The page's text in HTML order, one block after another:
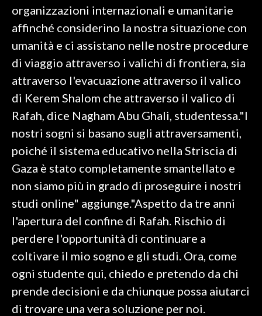
SARDEGNA TURISMO
SARDI NEL MONDO
NOTIZIE
EVENTI
3 MINUTI CON
INSULARITÀ
INFO AZIENDE
ANNUNCI
NECROLOGI
SPIAGGE
STORE
organizzazioni internazionali e umanitarie
affinché considerino la nostra situazione con
umanità e ci assistano nelle nostre procedure
di viaggio attraverso i valichi di frontiera, sia
attraverso l'evacuazione attraverso il valico
di Kerem Shalom che attraverso il valico di
Rafah, dice Nagham Abu Ghali, studentessa."I
nostri sogni si basano sugli attraversamenti,
poiché il sistema educativo nella Striscia di
Gaza è stato completamente smantellato e
non siamo più in grado di proseguire i nostri
studi online" aggiunge."Aspetto da tre anni
l'apertura del confine di Rafah. Rischio di
perdere l'opportunità di continuare a
coltivare il mio sogno e gli studi. Ora, come
ogni studente qui, chiedo e pretendo da chi
prende decisioni e da chiunque possa aiutarci
di trovare una vera soluzione per noi.